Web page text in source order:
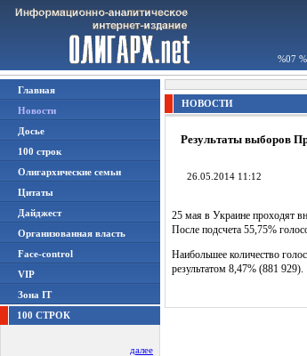
%07
Главная
Новости
Досье
100 строк
Олигархические семьи
Цитаты
Дайджест
Организованная власть
Face-control
VIP
Зона IT
100 СТРОК
далее
НОВОСТИ
Результаты выборов
26.05.2014 11:12
25 мая в Украине проходят
После подсчета 55,75%
Наибольшее количество
результатом 8,47% (881 929).